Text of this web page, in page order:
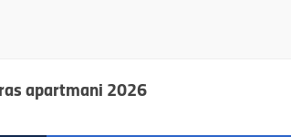
apartmani 2026